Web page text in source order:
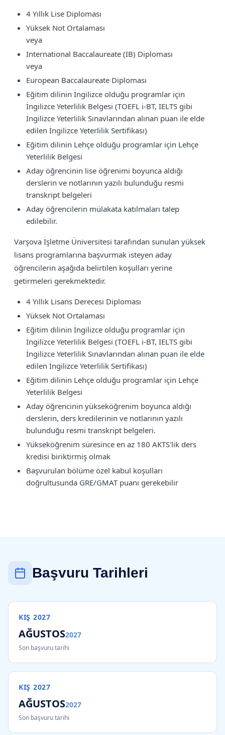
4 Yıllık Lise Diploması
Yüksek Not Ortalaması
veya
International Baccalaureate (IB) Diploması
veya
European Baccalaureate Diploması
Eğitim dilinin İngilizce olduğu programlar için
İngilizce Yeterlilik Belgesi (TOEFL i-BT, IELTS gibi
İngilizce Yeterlilik Sınavlarından alınan puan ile elde
edilen İngilizce Yeterlilik Sertifikası)
Eğitim dilinin Lehçe olduğu programlar için Lehçe
Yeterlilik Belgesi
Aday öğrencinin lise öğrenimi boyunca aldığı
derslerin ve notlarının yazılı bulunduğu resmi
transkript belgeleri
Aday öğrencilerin mülakata katılmaları talep
edilebilir.
Varşova İşletme Üniversitesi tarafından sunulan yüksek
lisans programlarına başvurmak isteyen aday
öğrencilerin aşağıda belirtilen koşulları yerine
getirmeleri gerekmektedir.
4 Yıllık Lisans Derecesi Diploması
Yüksek Not Ortalaması
Eğitim dilinin İngilizce olduğu programlar için
İngilizce Yeterlilik Belgesi (TOEFL i-BT, IELTS gibi
İngilizce Yeterlilik Sınavlarından alınan puan ile elde
edilen İngilizce Yeterlilik Sertifikası)
Eğitim dilinin Lehçe olduğu programlar için Lehçe
Yeterlilik Belgesi
Aday öğrencinin yükseköğrenim boyunca aldığı
derslerin, ders kredilerinin ve notlarının yazılı
bulunduğu resmi transkript belgeleri.
Yükseköğrenim süresince en az 180 AKTS'lik ders
kredisi biriktirmiş olmak
Başvurulan bölüme özel kabul koşulları
doğrultusunda GRE/GMAT puanı gerekebilir
Başvuru Tarihleri
KIŞ 2027
AĞUSTOS2027
Son başvuru tarihi
KIŞ 2027
AĞUSTOS2027
Son başvuru tarihi